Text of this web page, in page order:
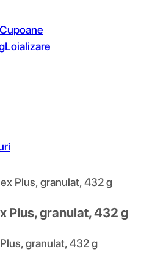
Cupoane
Loializare
Plus, granulat, 432 g
Plus, granulat, 432 g